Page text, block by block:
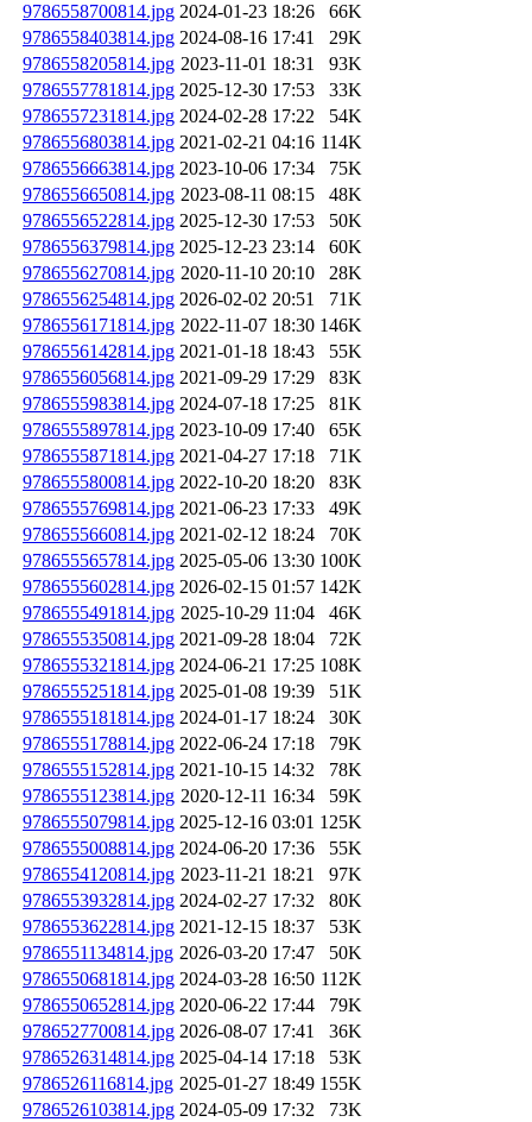
9786558700814.jpg 2024-01-23 18:26
66K
9786558403814.jpg 2024-08-16 17:41
29K
9786558205814.jpg 2023-11-01 18:31
93K
9786557781814.jpg 2025-12-30 17:53
33K
9786557231814.jpg 2024-02-28 17:22
54K
9786556803814.jpg 2021-02-21 04:16 114K
9786556663814.jpg 2023-10-06 17:34
75K
9786556650814.jpg 2023-08-11 08:15
48K
9786556522814.jpg 2025-12-30 17:53
50K
9786556379814.jpg 2025-12-23 23:14
60K
9786556270814.jpg 2020-11-10 20:10
28K
9786556254814.jpg 2026-02-02 20:51
71K
9786556171814.jpg 2022-11-07 18:30 146K
9786556142814.jpg 2021-01-18 18:43
55K
9786556056814.jpg 2021-09-29 17:29
83K
9786555983814.jpg 2024-07-18 17:25
81K
9786555897814.jpg 2023-10-09 17:40
65K
9786555871814.jpg 2021-04-27 17:18
71K
9786555800814.jpg 2022-10-20 18:20
83K
9786555769814.jpg 2021-06-23 17:33
49K
9786555660814.jpg 2021-02-12 18:24
70K
9786555657814.jpg 2025-05-06 13:30 100K
9786555602814.jpg 2026-02-15 01:57 142K
9786555491814.jpg 2025-10-29 11:04
46K
9786555350814.jpg 2021-09-28 18:04
72K
9786555321814.jpg 2024-06-21 17:25 108K
9786555251814.jpg 2025-01-08 19:39
51K
9786555181814.jpg 2024-01-17 18:24
30K
9786555178814.jpg 2022-06-24 17:18
79K
9786555152814.jpg 2021-10-15 14:32
78K
9786555123814.jpg 2020-12-11 16:34
59K
9786555079814.jpg 2025-12-16 03:01 125K
9786555008814.jpg 2024-06-20 17:36
55K
9786554120814.jpg 2023-11-21 18:21
97K
9786553932814.jpg 2024-02-27 17:32
80K
9786553622814.jpg 2021-12-15 18:37
53K
9786551134814.jpg 2026-03-20 17:47
50K
9786550681814.jpg 2024-03-28 16:50 112K
9786550652814.jpg 2020-06-22 17:44
79K
9786527700814.jpg 2026-08-07 17:41
36K
9786526314814.jpg 2025-04-14 17:18
53K
9786526116814.jpg 2025-01-27 18:49 155K
9786526103814.jpg 2024-05-09 17:32
73K